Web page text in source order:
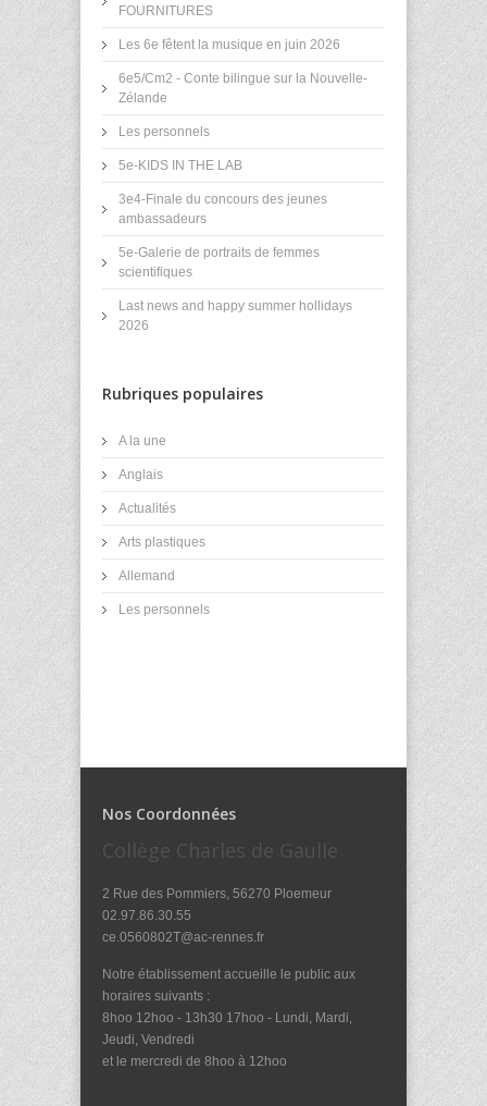
FOURNITURES
Les 6e fêtent la musique en juin 2026
6e5/Cm2 - Conte bilingue sur la Nouvelle-
Zélande
Les personnels
5e-KIDS IN THE LAB
3e4-Finale du concours des jeunes
ambassadeurs
5e-Galerie de portraits de femmes
scientifiques
Last news and happy summer hollidays
2026
Rubriques populaires
A la une
Anglais
Actualités
Arts plastiques
Allemand
Les personnels
Nos Coordonnées
Collège Charles de Gaulle
2 Rue des Pommiers, 56270 Ploemeur
02.97.86.30.55
ce.0560802T@ac-rennes.fr
Notre établissement accueille le public aux
horaires suivants :
8hoo 12hoo - 13h30 17hoo - Lundi, Mardi,
Jeudi, Vendredi
et le mercredi de 8hoo à 12hoo